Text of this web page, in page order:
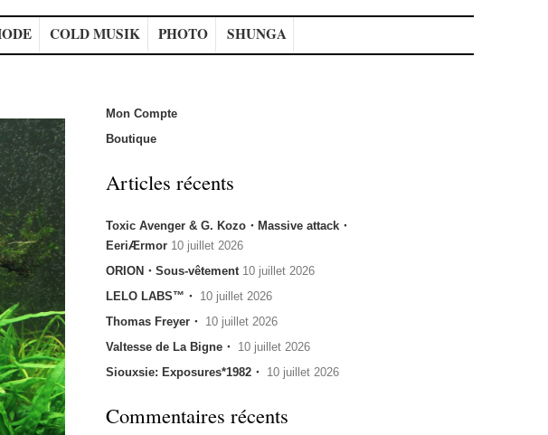
COLD MUSIK PHOTO SHUNGA
Mon Compte
Boutique
Articles récents
Toxic Avenger & G. Kozo・Massive attack・
EeriÆrmor 10 juillet 2026
ORION・Sous-vêtement 10 juillet 2026
LELO LABS™・ 10 juillet 2026
Thomas Freyer・ 10 juillet 2026
Valtesse de La Bigne・ 10 juillet 2026
Siouxsie: Exposures*1982・ 10 juillet 2026
Commentaires récents